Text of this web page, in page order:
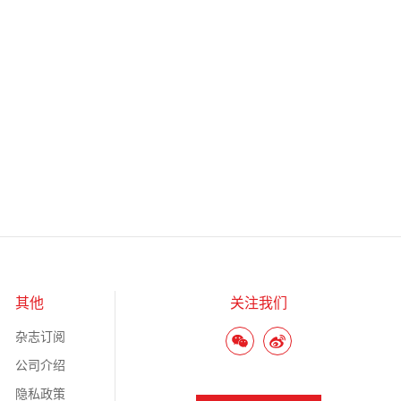
其他
杂志订阅
公司介绍
隐私政策
关注我们